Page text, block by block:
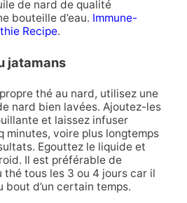
de nard de qualité
bouteille d’eau. Immune-
Recipe.
jatamans
thé au nard, utilisez une
nard bien lavées. Ajoutez-les
et laissez infuser
minutes, voire plus longtemps
Egouttez le liquide et
Il est préférable de
thé tous les 3 ou 4 jours car il
bout d’un certain temps.